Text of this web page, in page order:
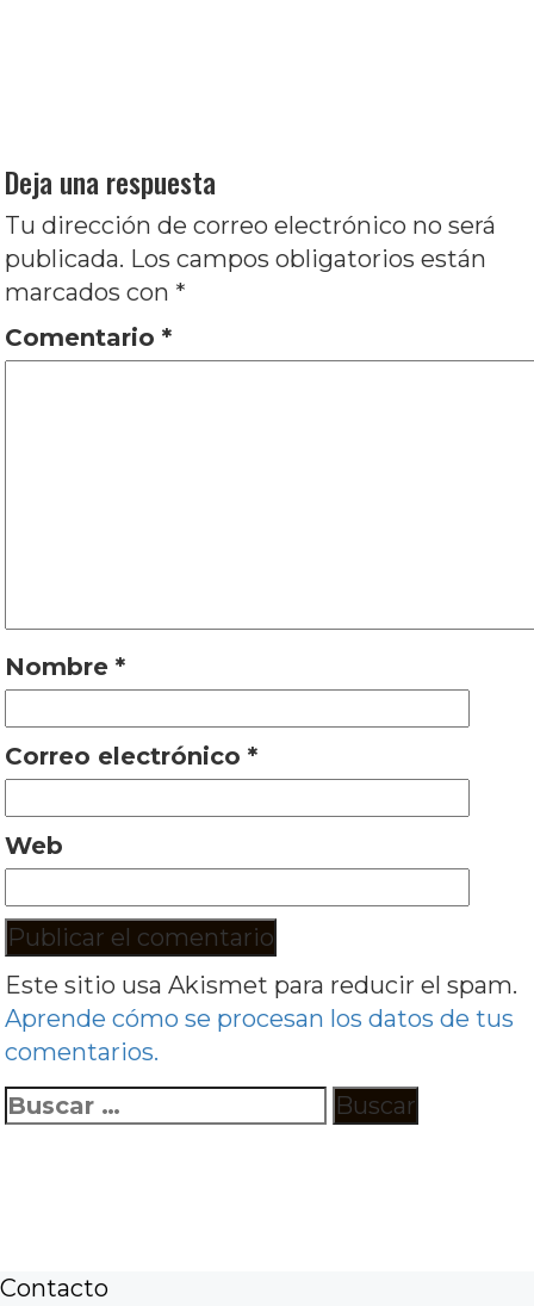
Deja una respuesta
Tu dirección de correo electrónico no será
publicada. Los campos obligatorios están
marcados con *
Comentario*
Nombre*
Correo electrónico*
Web
Este sitio usa Akismet para reducir el spam.
Aprende cómo se procesan los datos de tus
comentarios.
Buscar:
Contacto